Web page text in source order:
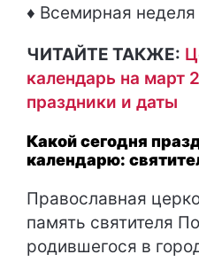
♦ Всемирная
ЧИТАЙТЕ ТАКЖЕ:
календарь на март
праздники и даты
Какой сегодня
календарю:
Православная
память святителя
родившегося в